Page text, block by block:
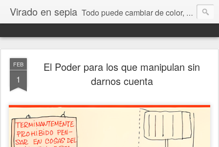
Virado en sepia Todo puede cambiar de color, depende de nosotros y de nuestra capacidad para aprender a mirar. Hablamos de sociedad, economía, empresa, política, RRHH, formación. De Historia reciente, de educación y de temas sociales.
FEB
1
El Poder para los que manipulan sin
darnos cuenta